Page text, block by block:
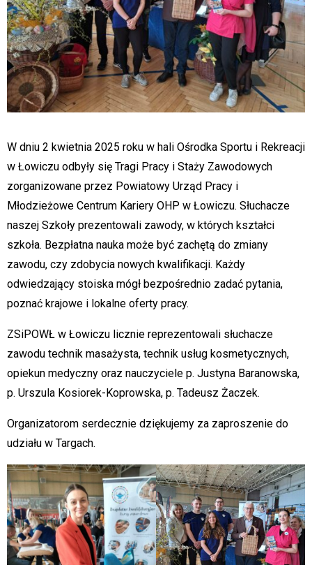
W dniu 2 kwietnia 2025 roku w hali Ośrodka Sportu i Rekreacji
w Łowiczu odbyły się Tragi Pracy i Staży Zawodowych
zorganizowane przez Powiatowy Urząd Pracy i
Młodzieżowe Centrum Kariery OHP w Łowiczu. Słuchacze
naszej Szkoły prezentowali zawody, w których kształci
szkoła. Bezpłatna nauka może być zachętą do zmiany
zawodu, czy zdobycia nowych kwalifikacji. Każdy
odwiedzający stoiska mógł bezpośrednio zadać pytania,
poznać krajowe i lokalne oferty pracy.
ZSiPOWŁ w Łowiczu licznie reprezentowali słuchacze
zawodu technik masażysta, technik usług kosmetycznych,
opiekun medyczny oraz nauczyciele p. Justyna Baranowska,
p. Urszula Kosiorek-Koprowska, p. Tadeusz Żaczek.
Organizatorom serdecznie dziękujemy za zaproszenie do
udziału w Targach.